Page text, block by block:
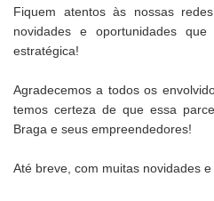
Fiquem atentos às nossas
novidades e oportunidades
estratégica!
Agradecemos a todos os
temos certeza de que essa
Braga e seus empreendedores!
Até breve, com muitas novidades